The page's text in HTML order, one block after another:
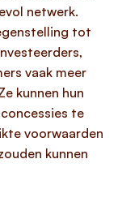
netwerk.
tot
vaak meer
kunnen hun
te
voorwaarden
kunnen